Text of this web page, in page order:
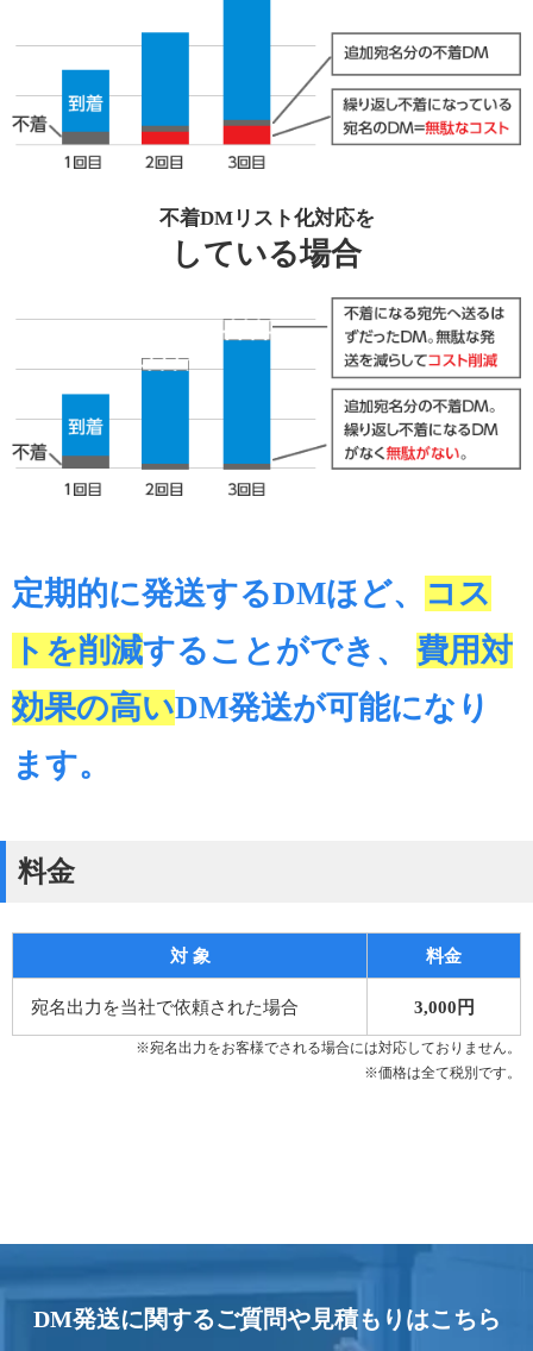
不着DMリスト化対応を
している場合
定期的に発送するDMほど、
コス
トを削減することができ、
費用対
効果の高いDM発送が可能になり
ます。
料金
対 象 料金
宛名出力を当社で依頼された場合 3,000円
※宛名出力をお客様でされる場合には対応しておりません。
※価格は全て税別です。
DM発送に関するご質問や見積もりはこちら